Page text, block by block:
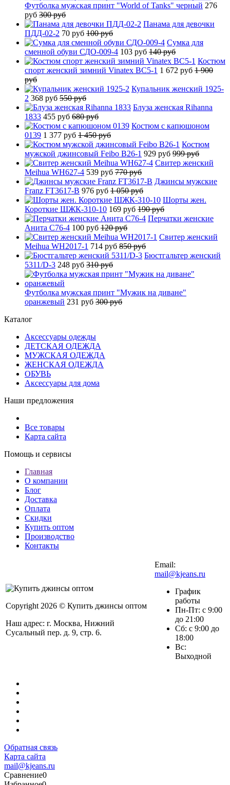
Футболка мужская принт "World of Tanks" черный 276
руб 300 руб
Панама для девочки
ПДД-02-2 70 руб 100 руб
Сумка для
сменной обуви СДО-009-4 103 руб 140 руб
Костюм
спорт женский зимний Vinatex BC5-1 1 672 руб 1 900
руб
Купальник женский 1925-
2 368 руб 550 руб
Блуза женская Rihanna
1833 455 руб 680 руб
Костюм с капюшоном
0139 1 377 руб 1 450 руб
Костюм
мужской джинсовый Feibo B26-1 929 руб 999 руб
Свитер женский
Meihua WH627-4 539 руб 770 руб
Джинсы мужские
Franz FT3617-B 976 руб 1 050 руб
Шорты жен.
Короткие ШЖК-310-10 169 руб 190 руб
Перчатки женские
Анита C76-4 100 руб 120 руб
Свитер женский
Meihua WH2017-1 714 руб 850 руб
Бюстгальтер женский
5311/D-3 248 руб 310 руб
Футболка мужская принт "Мужик на диване"
оранжевый 231 руб 300 руб
Каталог
Аксессуары одежды
ДЕТСКАЯ ОДЕЖДА
МУЖСКАЯ ОДЕЖДА
ЖЕНСКАЯ ОДЕЖДА
ОБУВЬ
Аксессуары для дома
Наши предложения
Все товары
Карта сайта
Помощь и сервисы
Главная
О компании
Блог
Доставка
Оплата
Скидки
Купить оптом
Производство
Контакты
Copyright 2026 © Купить джинсы оптом
Наш адрес: г. Москва, Нижний
Сусальный пер. д. 9, стр. 6.
Email:
mail@kjeans.ru
График
работы
Пн-Пт: с 9:00
до 21:00
Сб: с 9:00 до
18:00
Вс:
Выходной
Обратная связь
Карта сайта
mail@kjeans.ru
Сравнение0